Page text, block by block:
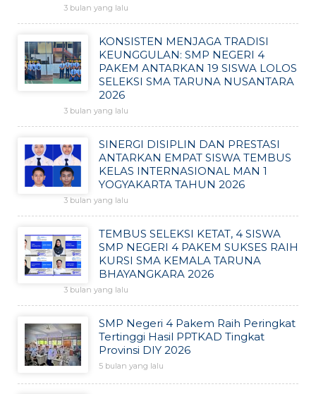
3 bulan yang lalu
KONSISTEN MENJAGA TRADISI
KEUNGGULAN: SMP NEGERI 4
PAKEM ANTARKAN 19 SISWA LOLOS
SELEKSI SMA TARUNA NUSANTARA
2026
3 bulan yang lalu
SINERGI DISIPLIN DAN PRESTASI
ANTARKAN EMPAT SISWA TEMBUS
KELAS INTERNASIONAL MAN 1
YOGYAKARTA TAHUN 2026
3 bulan yang lalu
TEMBUS SELEKSI KETAT, 4 SISWA
SMP NEGERI 4 PAKEM SUKSES RAIH
KURSI SMA KEMALA TARUNA
BHAYANGKARA 2026
3 bulan yang lalu
SMP Negeri 4 Pakem Raih Peringkat
Tertinggi Hasil PPTKAD Tingkat
Provinsi DIY 2026
5 bulan yang lalu